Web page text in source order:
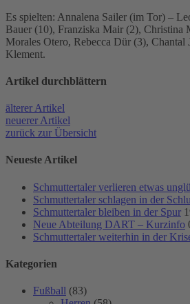
Es spielten: Annalena Sailer (im Tor) –
Bauer (10), Franziska Mair (2), Christina
Morales Otero, Rebecca Dür (3), Chantal
Klement.
Artikel durch­blättern
älterer Artikel
neuerer Artikel
zurück zur Übersicht
Neueste Artikel
Schmuttertaler verlieren etwas
Schmuttertaler schlagen in der
Schmuttertaler bleiben in der Spur
Neue Abteilung DART – Kurzinfo
Schmuttertaler weiterhin in der
Kategorien
Fußball (83)